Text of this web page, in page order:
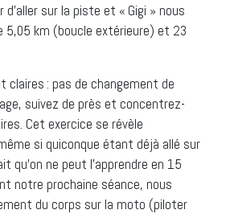
sur la piste et « Gigi » nous
5,05 km (boucle extérieure) et 23
claires : pas de changement de
suivez de près et concentrez-
Cet exercice se révèle
si quiconque étant déjà allé sur
qu’on ne peut l’apprendre en 15
notre prochaine séance, nous
du corps sur la moto (piloter